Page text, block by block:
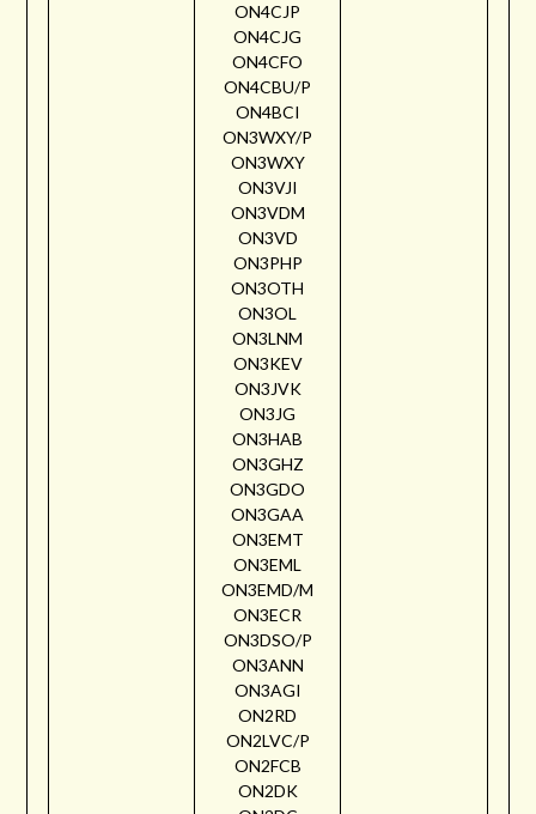
ON4CJP
ON4CJG
ON4CFO
ON4CBU/P
ON4BCI
ON3WXY/P
ON3WXY
ON3VJI
ON3VDM
ON3VD
ON3PHP
ON3OTH
ON3OL
ON3LNM
ON3KEV
ON3JVK
ON3JG
ON3HAB
ON3GHZ
ON3GDO
ON3GAA
ON3EMT
ON3EML
ON3EMD/M
ON3ECR
ON3DSO/P
ON3ANN
ON3AGI
ON2RD
ON2LVC/P
ON2FCB
ON2DK